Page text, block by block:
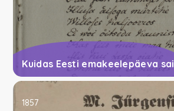
Kuidas Eesti emakeelepäeva sai
1857